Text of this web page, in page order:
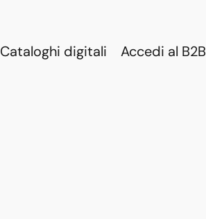
Cataloghi digitali Accedi al B2B